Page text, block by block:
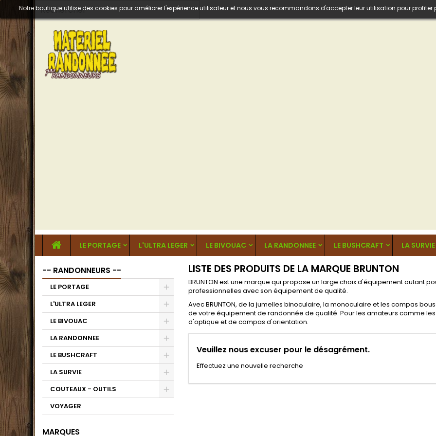
Notre boutique utilise des cookies pour améliorer l'expérience utilisateur et nous vous recommandons d'accepter leur utilisation pour
LE PORTAGE L'ULTRA LEGER LE BIVOUAC LA RANDONNEE LE BUSHCRAFT LA SURVIE
-- RANDONNEURS --
LE PORTAGE
L'ULTRA LEGER
LE BIVOUAC
LA RANDONNEE
LE BUSHCRAFT
LA SURVIE
COUTEAUX - OUTILS
VOYAGER
MARQUES
LISTE DES PRODUITS DE LA MARQUE BRUNTON
BRUNTON est une marque qui propose un large choix d'équipement autant
professionnelles avec son équipement de qualité.
Avec BRUNTON, de la jumelles binoculaire, la monoculaire et les compas
de votre équipement de randonnée de qualité. Pour les amateurs comme les
d'optique et de compas d'orientation.
Veuillez nous excuser pour le désagrément.
Effectuez une nouvelle recherche